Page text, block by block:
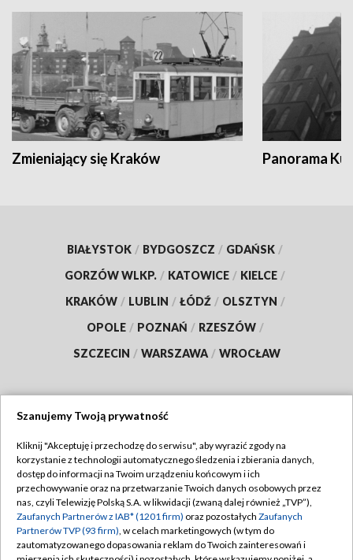
Zmieniający się Kraków Panorama
BIAŁYSTOK / BYDGOSZCZ / GDAŃSK /
GORZÓW WLKP. / KATOWICE / KIELCE /
KRAKÓW / LUBLIN / ŁÓDŹ / OLSZTYN /
OPOLE / POZNAŃ / RZESZÓW /
SZCZECIN / WARSZAWA / WROCŁAW
TVP
Abonament TVP
Emisja w TVP
Centrum informacji TVP
Regulamin TVP
Polityka prywatności
Moje zgody
Szanujemy Twoją prywatność
Kliknij "Akceptuję i przechodzę do serwisu", aby wyrazić zgody na
korzystanie z technologii automatycznego śledzenia i zbierania danych,
dostęp do informacji na Twoim urządzeniu końcowym i ich
przechowywanie oraz na przetwarzanie Twoich danych osobowych przez
nas, czyli Telewizję Polską S.A. w likwidacji (zwaną dalej również „TVP”),
Zaufanych Partnerów z IAB* (1201 firm) oraz pozostałych Zaufanych
Partnerów TVP (93 firm), w celach marketingowych (w tym do
zautomatyzowanego dopasowania reklam do Twoich zainteresowań i